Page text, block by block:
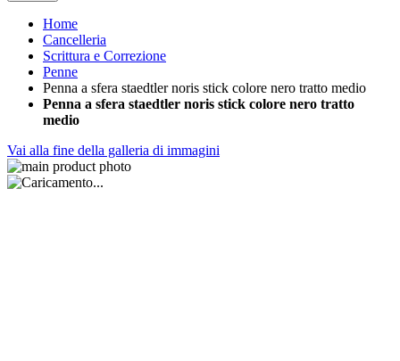
Home
Cancelleria
Scrittura e Correzione
Penne
Penna a sfera staedtler noris stick colore nero tratto medio
Penna a sfera staedtler noris stick colore nero tratto
medio
Vai alla fine della galleria di immagini